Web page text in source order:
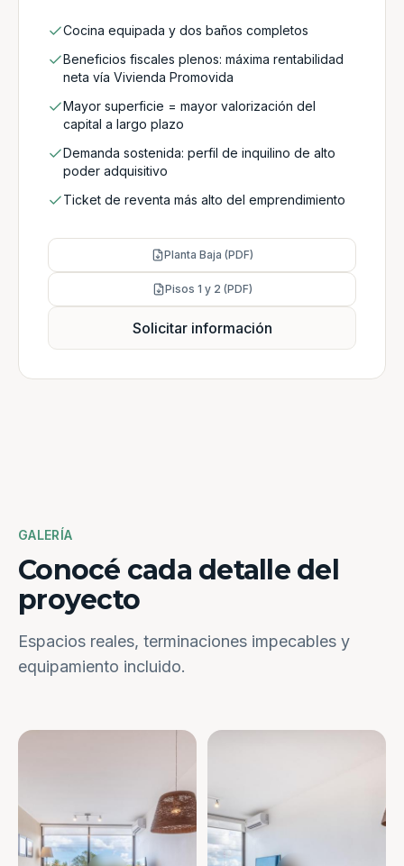
Cocina equipada y dos baños completos
Beneficios fiscales plenos: máxima rentabilidad
neta vía Vivienda Promovida
Mayor superficie = mayor valorización del
capital a largo plazo
Demanda sostenida: perfil de inquilino de alto
poder adquisitivo
Ticket de reventa más alto del emprendimiento
Planta Baja (PDF)
Pisos 1 y 2 (PDF)
Solicitar información
GALERÍA
Conocé cada detalle del
proyecto
Espacios reales, terminaciones impecables y
equipamiento incluido.